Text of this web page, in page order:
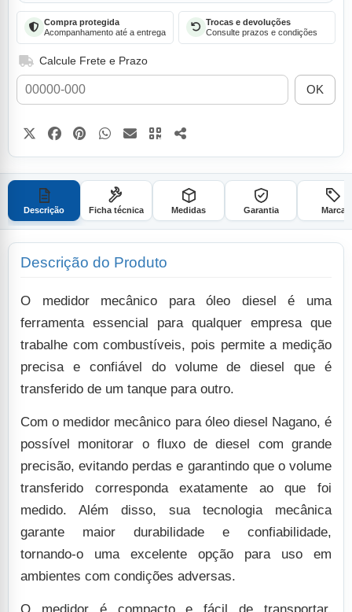
Compra protegida
Acompanhamento até a entrega
Trocas e devoluções
Consulte prazos e condições
Calcule Frete e Prazo
OK
Descrição Ficha técnica Medidas Garantia Marca
Descrição do Produto
O medidor mecânico para óleo diesel é uma
ferramenta essencial para qualquer empresa que
trabalhe com combustíveis, pois permite a medição
precisa e confiável do volume de diesel que é
transferido de um tanque para outro.
Com o medidor mecânico para óleo diesel Nagano, é
possível monitorar o fluxo de diesel com grande
precisão, evitando perdas e garantindo que o volume
transferido corresponda exatamente ao que foi
medido. Além disso, sua tecnologia mecânica
garante maior durabilidade e confiabilidade,
tornando-o uma excelente opção para uso em
ambientes com condições adversas.
O medidor é compacto e fácil de transportar,